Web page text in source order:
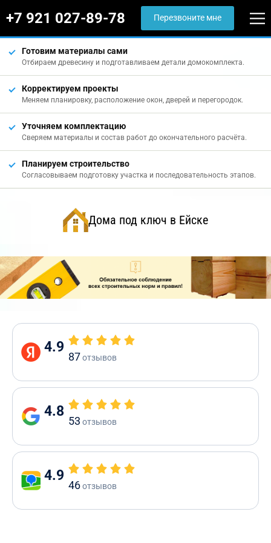
+7 921 027-89-78 Перезвоните мне
Готовим материалы сами
Отбираем древесину и подготавливаем детали домокомплекта.
Корректируем проекты
Меняем планировку, расположение окон, дверей и перегородок.
Уточняем комплектацию
Сверяем материалы и состав работ до окончательного расчёта.
Планируем строительство
Согласовываем подготовку участка и последовательность этапов.
Дома под ключ в Ейске
4.9
87отзывов
4.8
53 отзывов
4.9
46отзывов